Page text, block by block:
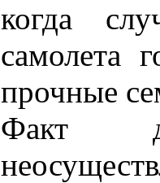
когда
самолета
прочные
Факт